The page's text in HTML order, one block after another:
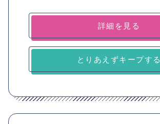
詳細を見る
とりあえずキープする